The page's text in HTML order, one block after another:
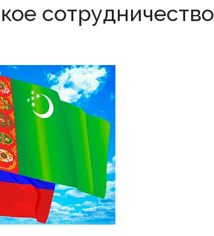
сотрудничество